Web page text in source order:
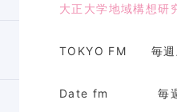
大正大学地域構想
TOKYO FM 毎週
Date fm 毎週土